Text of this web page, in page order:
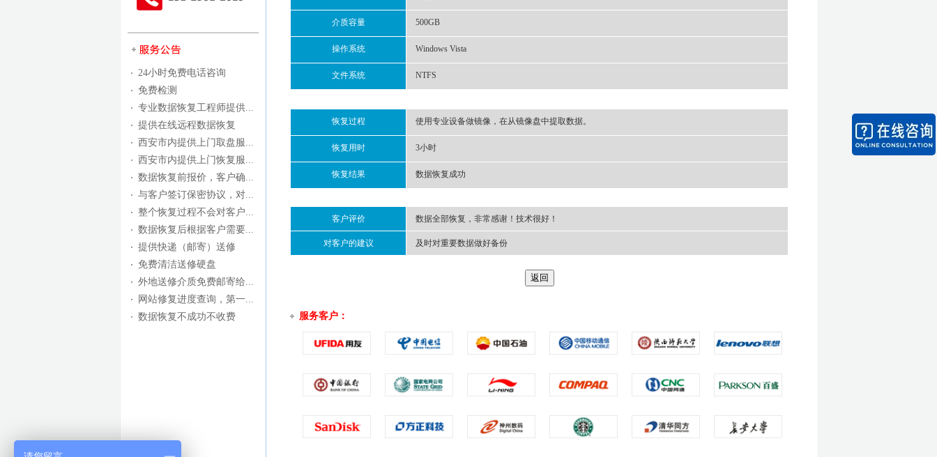
24小时免费电话咨询
免费检测
专业数据恢复工程师提供...
提供在线远程数据恢复
西安市内提供上门取盘服...
西安市内提供上门恢复服...
数据恢复前报价，客户确...
与客户签订保密协议，对...
整个恢复过程不会对客户...
数据恢复后根据客户需要...
提供快递（邮寄）送修
免费清洁送修硬盘
外地送修介质免费邮寄给...
网站修复进度查询，第一...
数据恢复不成功不收费
介质容量 500GB
操作系统 Windows Vista
文件系统 NTFS
恢复过程 使用专业设备做镜像，在从镜像盘中提取数据。
恢复用时 3小时
恢复结果 数据恢复成功
客户评价 数据全部恢复，非常感谢！技术很好！
对客户的建议 及时对重要数据做好备份
服务客户：